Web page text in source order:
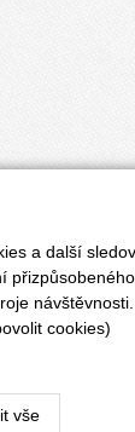
a další
návštěvnosti.
cookies)
vše